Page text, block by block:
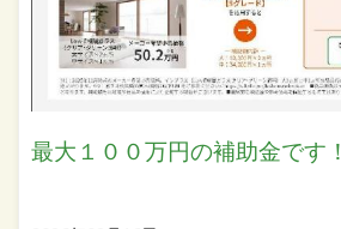
最大１００万円の補助金です！